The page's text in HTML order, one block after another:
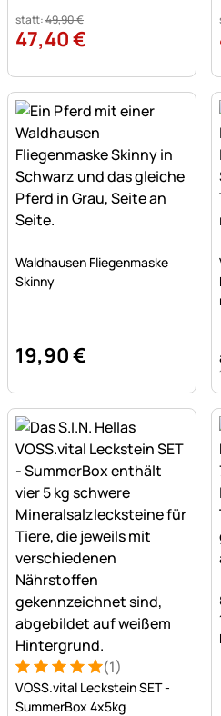
statt:49,90€
47,40€
Waldhausen Fliegenmaske
Skinny
19,90€
Bewertung: 5 von 5 (1
1 Bewertung (1)
VOSS.vital Leckstein SET -
SummerBox 4x5kg